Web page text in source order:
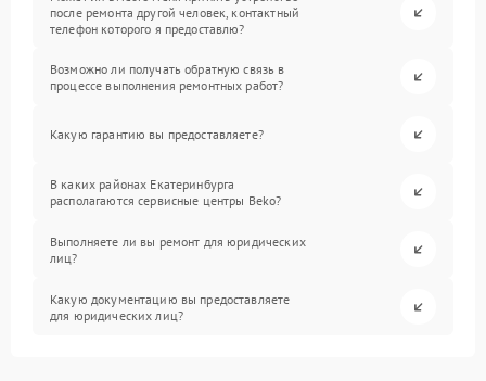
после ремонта другой человек, контактный
телефон которого я предоставлю?
Возможно ли получать обратную связь в
процессе выполнения ремонтных работ?
Какую гарантию вы предоставляете?
В каких районах Екатеринбурга
располагаются сервисные центры Beko?
Выполняете ли вы ремонт для юридических
лиц?
Какую документацию вы предоставляете
для юридических лиц?